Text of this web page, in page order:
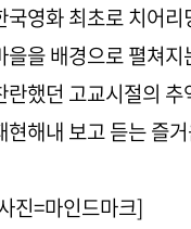
국영화 최초로 치어
을을 배경으로 펼쳐
란했던 고교시절의
현해내 보고 듣는 즐
진=마인드마크]